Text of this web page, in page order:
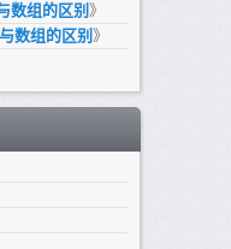
数组的区别 》
数组的区别 》